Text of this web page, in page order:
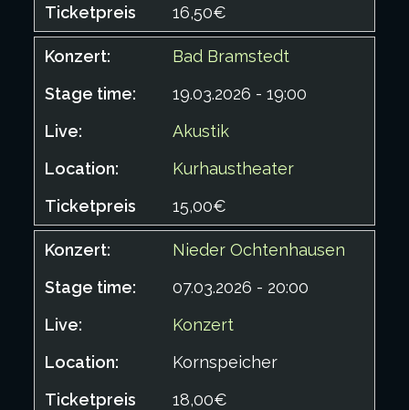
16,50€
Bad Bramstedt
19.03.2026 - 19:00
Akustik
Kurhaustheater
15,00€
Nieder Ochtenhausen
07.03.2026 - 20:00
Konzert
Kornspeicher
18,00€